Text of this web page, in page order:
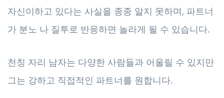
자신이하고 있다는 사실을 종종 알지 못하며, 파트너
가 분노 나 질투로 반응하면 놀라게 될 수 있습니다.
천칭 자리 남자는 다양한 사람들과 어울릴 수 있지만
그는 강하고 직접적인 파트너를 원합니다.